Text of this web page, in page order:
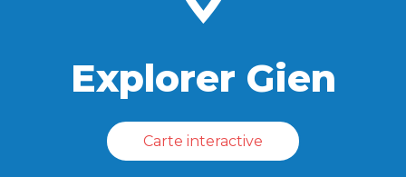
Explorer Gien
Carte interactive